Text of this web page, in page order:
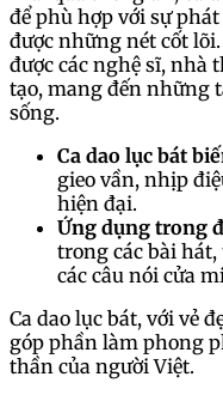
để phù hợp với sự
được những nét cốt
được các nghệ sĩ, nhà
tạo, mang đến những
sống.
Ca dao lục bát
gieo vần, nhịp
hiện đại.
Ứng dụng trong
trong các bài
các câu nói cửa
Ca dao lục bát, với vẻ
góp phần làm phong
thần của người Việt.